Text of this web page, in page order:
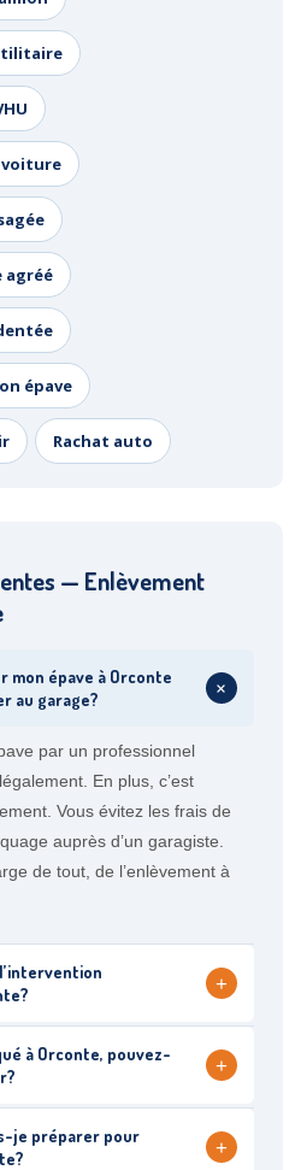
voiture
épave
Rachat auto
— Enlèvement
mon épave à Orconte
au garage?
+
par un professionnel
En plus, c’est
Vous évitez les frais de
auprès d’un garagiste.
de tout, de l’enlèvement à
+
à Orconte, pouvez-
+
je préparer pour
+